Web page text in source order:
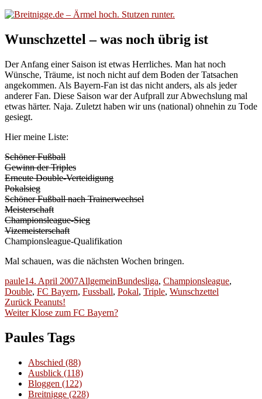
Wunschzettel – was noch übrig ist
Der Anfang einer Saison ist etwas Herrliches. Man hat noch
Wünsche, Träume, ist noch nicht auf dem Boden der Tatsachen
angekommen. Als Bayern-Fan ist das nicht anders, als als jeder
anderer Fan. Diese Saison war der Aufprall zur Abwechslung mal
etwas härter. Naja. Zuletzt haben wir uns (national) ohnehin zu Tode
gesiegt.
Hier meine Liste:
Schöner Fußball
Gewinn der Triples
Erneute Double-Verteidigung
Pokalsieg
Schöner Fußball nach Trainerwechsel
Meisterschaft
Championsleague-Sieg
Vizemeisterschaft
Championsleague-Qualifikation
Mal schauen, was die nächsten Wochen bringen.
Autor
pauleVeröffentlicht
am
14. April 2007Kategorien
AllgemeinSchlagwörter
Bundesliga, Championsleague,
Double, FC Bayern, Fussball, Pokal, Triple, Wunschzettel
Beitragsnavigation
Zurück Vorheriger
Beitrag:
Peanuts!
Weiter Nächster
Klose zum FC Bayern?
Paules Tags
Abschied (88)
Ausblick (118)
Bloggen (122)
Breitnigge (228)